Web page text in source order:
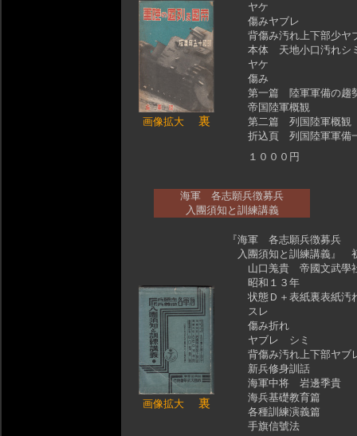
画像拡大 裏
ヤケ
傷みヤブレ
背傷み汚れ上下部少ヤ
本体 天地小口汚れシ
ヤケ
傷み
第一篇 陸軍軍備の趨
帝国陸軍概観
第二篇 列国陸軍概観
折込頁 列国陸軍軍備
１０００円
海軍 各志願兵徴募兵
入團須知と訓練講義
画像拡大 裏
『海軍 各志願兵徴募兵
入團須知と訓練講義』
山口羗貴 帝國文武學
昭和１３年
状態Ｄ＋表紙裏表紙汚
スレ
傷み折れ
ヤブレ シミ
背傷み汚れ上下部ヤブ
新兵修身訓話
海軍中将 岩邊季貴
海兵基礎教育篇
各種訓練演義篇
手旗信號法